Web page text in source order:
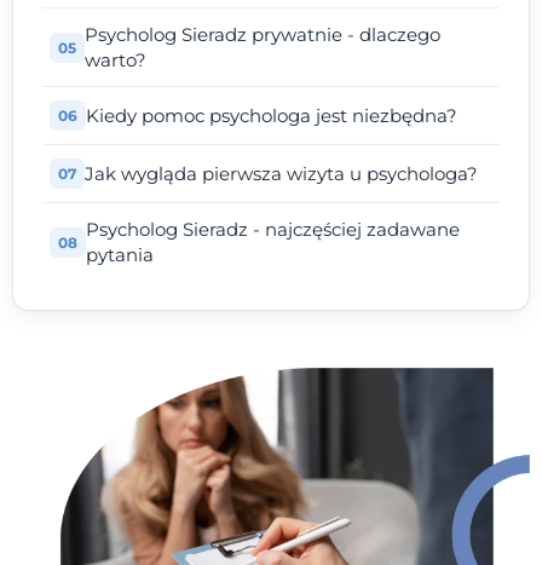
Psycholog Sieradz prywatnie - dlaczego
warto?
Kiedy pomoc psychologa jest niezbędna?
Jak wygląda pierwsza wizyta u psychologa?
Psycholog Sieradz - najczęściej zadawane
pytania